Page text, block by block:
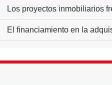
Los proyectos inmobiliarios
El financiamiento en la